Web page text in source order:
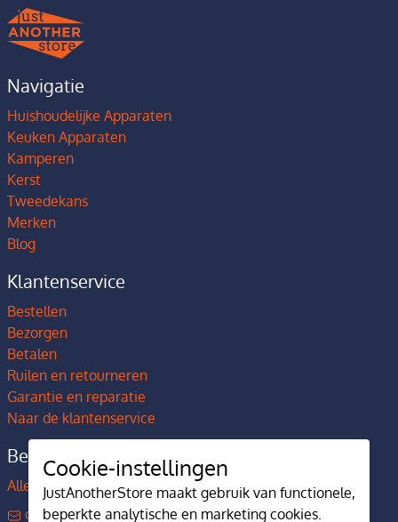
Navigatie
Huishoudelijke Apparaten
Keuken Apparaten
Kamperen
Kerst
Tweedekans
Merken
Blog
Klantenservice
Bestellen
Bezorgen
Betalen
Ruilen en retourneren
Garantie en reparatie
Naar de klantenservice
Bedrijfsgegevens
Alles over JustAnotherStore
contact@justanotherstore.nl
Cookie-instellingen
JustAnotherStore maakt gebruik van functionele,
beperkte analytische en marketing cookies.